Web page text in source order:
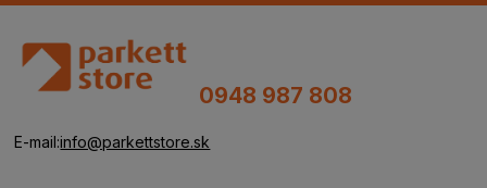
0948 987 808
E-mail:info@parkettstore.sk